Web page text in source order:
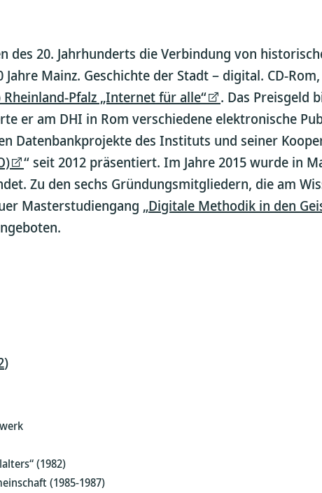
20. Jahrhunderts die Verbindung von
Mainz. Geschichte der Stadt – digital. CD-
Pfalz „Internet für alle“ . Das Preisgeld
er am DHI in Rom verschiedene elektronische
Datenbankprojekte des Instituts und seiner
“ seit 2012 präsentiert. Im Jahre 2015 wurde in
Zu den sechs Gründungsmitgliedern, die am
Masterstudiengang „Digitale Methodik in den
)
(1982)
(1985-1987)